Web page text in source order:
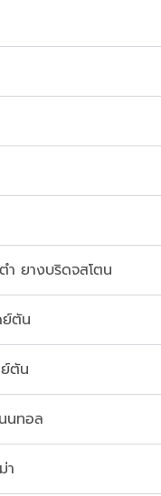
ยางบริดจสโตน
ย์ตัน
ตัน
นทอล
า